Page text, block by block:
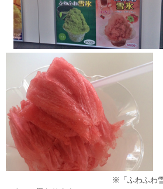
※「ふわふわ雪氷」のラ